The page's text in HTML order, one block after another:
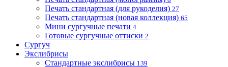
Печать стандартная (для рукоделия) 27
Печать стандартная (новая коллекция) 65
Мини сургучные печати 4
Готовые сургучные оттиски 2
Сургуч
Экслибрисы
Стандартные экслибрисы 139